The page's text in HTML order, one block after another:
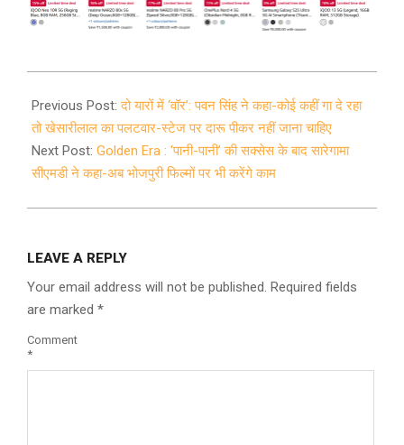
12-
15
Previous Post:दो यारों में ‘वॉर’: पवन सिंह ने कहा-कोई कहीं गा दे रहा
तो खेसारीलाल का पलटवार-स्टेज पर दारू पीकर नहीं जाना चाहिए
Next Post: Golden Era : ‘पानी-पानी’ की सक्सेस के बाद सारेगामा
सीएमडी ने कहा-अब भोजपुरी फिल्मों पर भी करेंगे काम
LEAVE A REPLY
Your email address will not be published. Required fields
are marked *
Comment
*